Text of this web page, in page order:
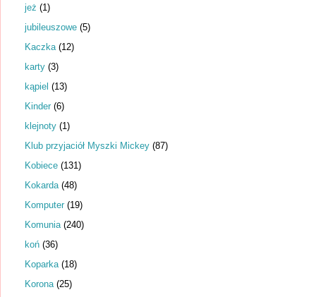
jeż (1)
jubileuszowe (5)
Kaczka (12)
karty (3)
kąpiel (13)
Kinder (6)
klejnoty (1)
Klub przyjaciół Myszki Mickey (87)
Kobiece (131)
Kokarda (48)
Komputer (19)
Komunia (240)
koń (36)
Koparka (18)
Korona (25)